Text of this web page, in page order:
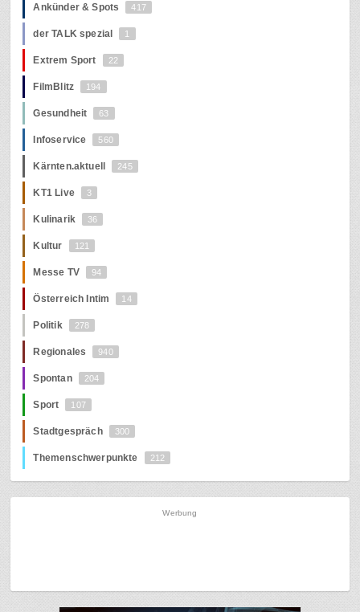
Ankünder & Spots 417
der TALK spezial 1
Extrem Sport 22
FilmBlitz 194
Gesundheit 63
Infoservice 560
Kärnten.aktuell 245
KT1 Live 3
Kulinarik 36
Kultur 121
Messe TV 94
Österreich Intim 14
Politik 278
Regionales 940
Spontan 204
Sport 107
Stadtgespräch 300
Themenschwerpunkte 212
Werbung